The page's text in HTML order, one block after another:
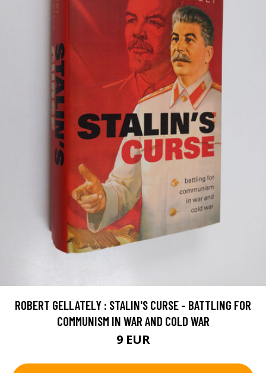
ROBERT GELLATELY : STALIN'S CURSE - BATTLING FOR
COMMUNISM IN WAR AND COLD WAR
9 EUR